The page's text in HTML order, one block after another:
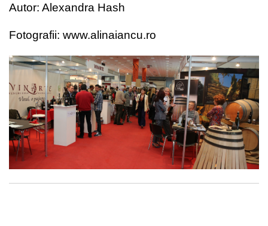
Autor: Alexandra Hash
Fotografii: www.alinaiancu.ro